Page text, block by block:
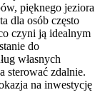
pięknego jeziora
dla osób często
czyni ją idealnym
do
własnych
sterować zdalnie.
na inwestycję